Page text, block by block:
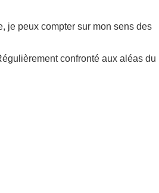
je peux compter sur mon sens des
confronté aux aléas du